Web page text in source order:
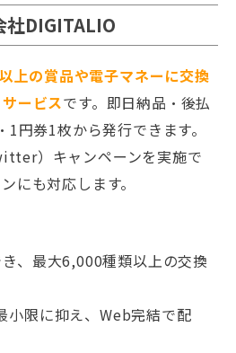
社DIGITALIO
上の賞品や電子マネーに交換
ービスです。即日納品・後払
円券1枚から発行できます。
）キャンペーンを実施で
にも対応します。
、最大6,000種類以上の交換
小限に抑え、Web完結で配